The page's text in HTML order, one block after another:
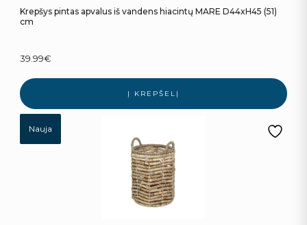
Krepšys pintas apvalus iš vandens hiacintų MARE D44xH45 (51)
cm
39.99€
Į KREPŠELĮ
Nauja